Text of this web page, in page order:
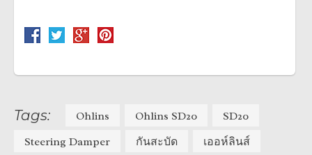
Tags: Ohlins Ohlins SD20
SD20
Steering Damper
กันสะบัด
เออห์ลินส์